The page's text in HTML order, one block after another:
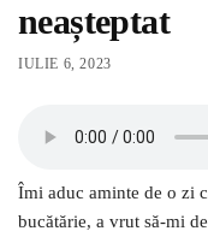
neașteptat
IULIE 6, 2023
Îmi aduc aminte de o zi
bucătărie, a vrut să-mi